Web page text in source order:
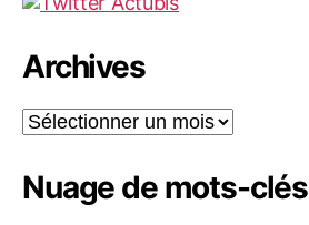
Archives
Archives
Nuage de mots-clés